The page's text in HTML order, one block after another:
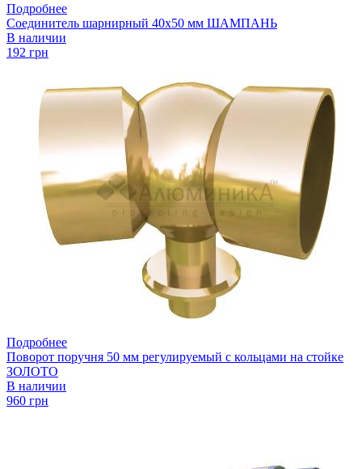
Подробнее
Соединитель шарнирный 40х50 мм ШАМПАНЬ
В наличии
192 грн
Подробнее
Поворот поручня 50 мм регулируемый с кольцами на стойке
ЗОЛОТО
В наличии
960 грн